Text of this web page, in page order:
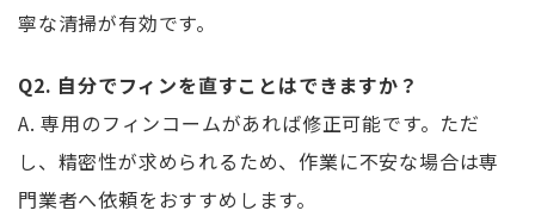
寧な清掃が有効です。
Q2. 自分でフィンを直すことはできますか？
A. 専用のフィンコームがあれば修正可能です。ただ
し、精密性が求められるため、作業に不安な場合は専
門業者へ依頼をおすすめします。